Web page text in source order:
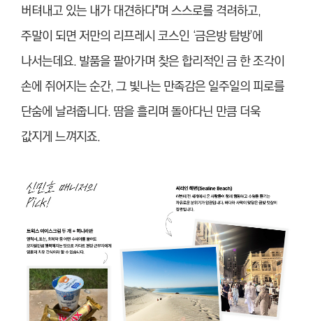
버텨내고 있는 내가 대견하다"며 스스로를 격려하고,
주말이 되면 저만의 리프레시 코스인 ‘금은방 탐방’에
나서는데요. 발품을 팔아가며 찾은 합리적인 금 한 조각이
손에 쥐어지는 순간, 그 빛나는 만족감은 일주일의 피로를
단숨에 날려줍니다. 땀을 흘리며 돌아다닌 만큼 더욱
값지게 느껴지죠.